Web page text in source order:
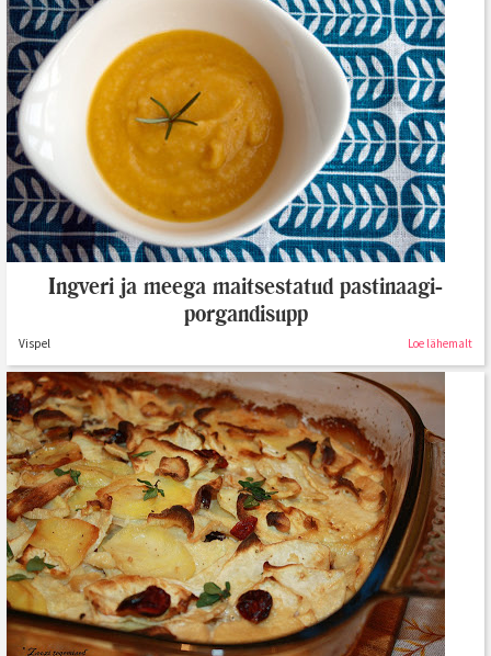
Ingveri ja meega maitsestatud pastinaagi-
porgandisupp
Vispel Loe lähemalt